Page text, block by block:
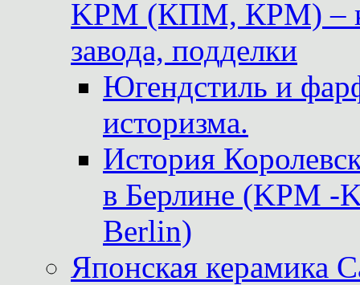
KPM (КПМ, КРМ) –
завода, подделки
Югендстиль и
историзма.
История
в Берлине (KPM -
Berlin)
Японская керамика